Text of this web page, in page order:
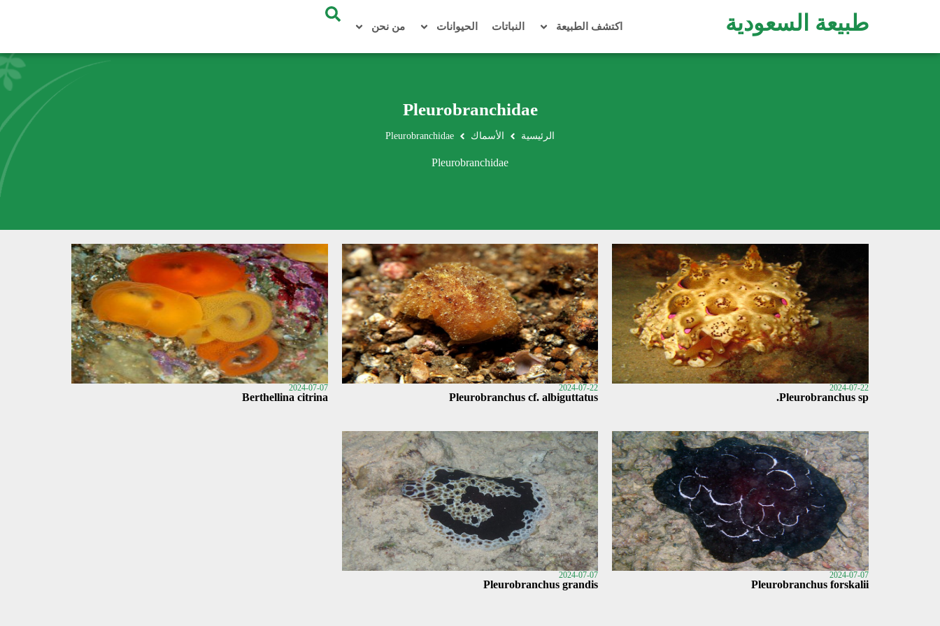
طبيعة السعودية اكتشف الطبيعة النباتات الحيوانات من نحن
Pleurobranchidae
الرئيسية الأسماك Pleurobranchidae
Pleurobranchidae
2024-07-22
Pleurobranchus sp.
2024-07-22
Pleurobranchus cf. albiguttatus
2024-07-07
Berthellina citrina
2024-07-07
Pleurobranchus forskalii
2024-07-07
Pleurobranchus grandis